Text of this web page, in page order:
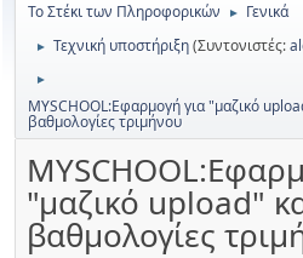
Το Στέκι των Πληροφορικών ► Γενικά
► Τεχνική υποστήριξη(Συντονιστές:
►
MYSCHOOL:Εφαρμογή για "μαζικό
βαθμολογίες τριμήνου
"μαζικό upload"
βαθμολογίες